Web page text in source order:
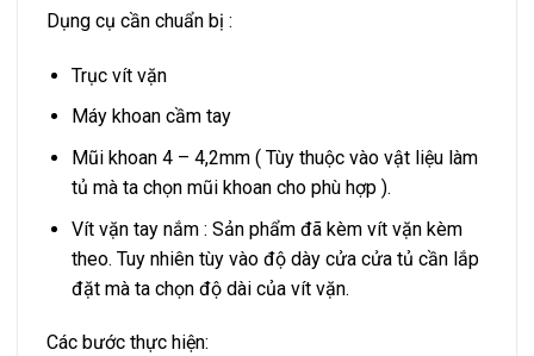
Dụng cụ cần chuẩn bị :
Trục vít vặn
Máy khoan cầm tay
Mũi khoan 4 – 4,2mm ( Tùy thuộc vào vật liệu làm
tủ mà ta chọn mũi khoan cho phù hợp ).
Vít vặn tay nắm : Sản phẩm đã kèm vít vặn kèm
theo. Tuy nhiên tùy vào độ dày cửa cửa tủ cần lắp
đặt mà ta chọn độ dài của vít vặn.
Các bước thực hiện: